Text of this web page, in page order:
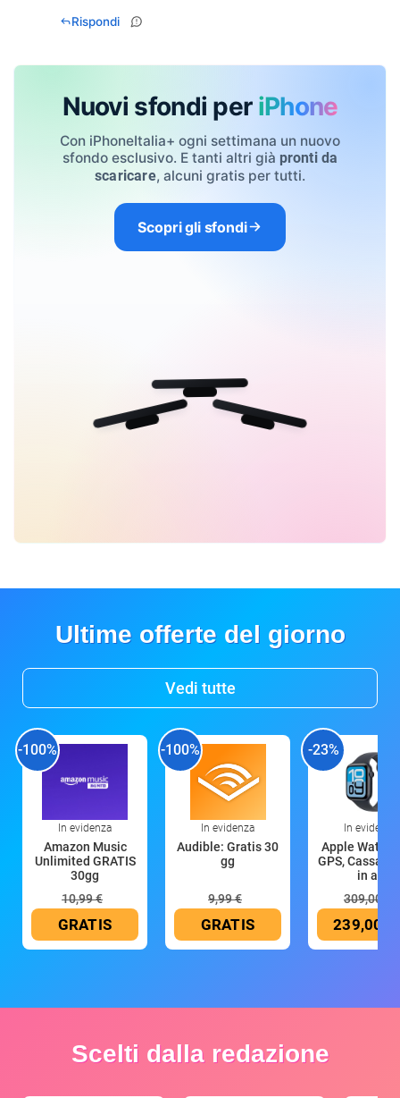
Rispondi
Nuovi sfondi per iPhone
Con iPhoneItalia+ ogni settimana un nuovo
sfondo esclusivo. E tanti altri già pronti da
scaricare, alcuni gratis per tutti.
Scopri gli sfondi
Ultime offerte del giorno
Vedi tutte
-100%
In evidenza
Amazon Music
Unlimited GRATIS
30gg
10,99 €
GRATIS
-100%
In evidenza
Audible: Gratis 30
gg
9,99 €
GRATIS
-23%
In evidenza
Apple Watch
GPS, Cassa
in all
309,00 €
239,00 €
Scelti dalla redazione